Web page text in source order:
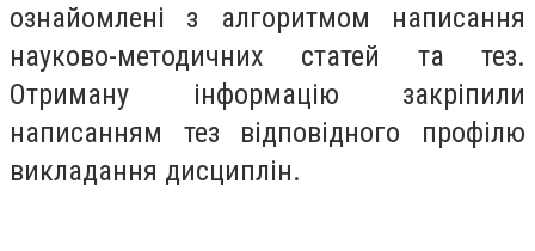
ознайомлені з алгоритмом написання
науково-методичних статей та тез.
Отриману інформацію закріпили
написанням тез відповідного профілю
викладання дисциплін.